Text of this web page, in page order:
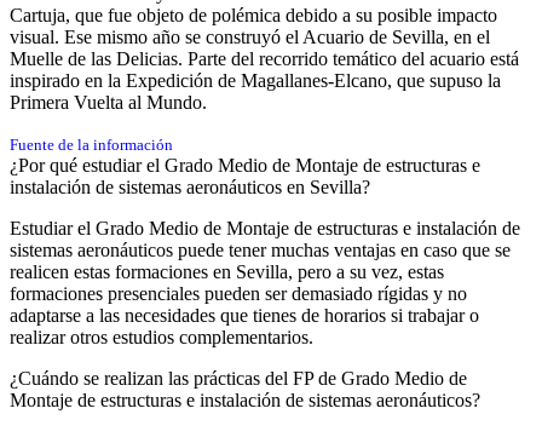
Cartuja, que fue objeto de polémica debido a su posible impacto
visual.​​ Ese mismo año se construyó el Acuario de Sevilla, en el
Muelle de las Delicias. Parte del recorrido temático del acuario está
inspirado en la Expedición de Magallanes-Elcano, que supuso la
Primera Vuelta al Mundo.​
Fuente de la información
¿Por qué estudiar el Grado Medio de Montaje de estructuras e
instalación de sistemas aeronáuticos en Sevilla?
Estudiar el Grado Medio de Montaje de estructuras e instalación de
sistemas aeronáuticos puede tener muchas ventajas en caso que se
realicen estas formaciones en Sevilla, pero a su vez, estas
formaciones presenciales pueden ser demasiado rígidas y no
adaptarse a las necesidades que tienes de horarios si trabajar o
realizar otros estudios complementarios.
¿Cuándo se realizan las prácticas del FP de Grado Medio de
Montaje de estructuras e instalación de sistemas aeronáuticos?​